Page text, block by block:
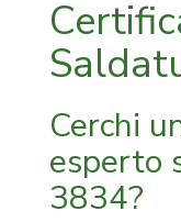
Cerchi
esperto
3834?